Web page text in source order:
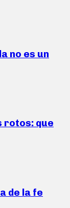
no es un
rotos: que
de la fe